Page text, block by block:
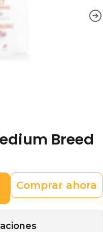
Breed
Comprar ahora